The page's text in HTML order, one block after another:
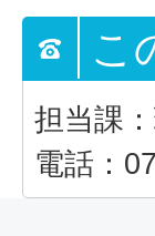
こ
担当課
電話：